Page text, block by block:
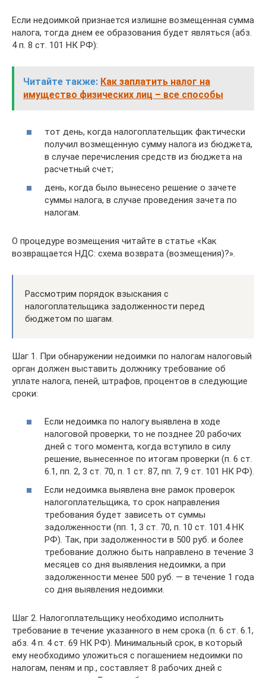
Если недоимкой признается излишне возмещенная сумма
налога, тогда днем ее образования будет являться (абз.
4 п. 8 ст. 101 НК РФ):
Читайте также: Как заплатить налог на
имущество физических лиц – все способы
тот день, когда налогоплательщик фактически
получил возмещенную сумму налога из бюджета,
в случае перечисления средств из бюджета на
расчетный счет;
день, когда было вынесено решение о зачете
суммы налога, в случае проведения зачета по
налогам.
О процедуре возмещения читайте в статье «Как
возвращается НДС: схема возврата (возмещения)?».
Рассмотрим порядок взыскания с
налогоплательщика задолженности перед
бюджетом по шагам.
Шаг 1. При обнаружении недоимки по налогам налоговый
орган должен выставить должнику требование об
уплате налога, пеней, штрафов, процентов в следующие
сроки:
Если недоимка по налогу выявлена в ходе
налоговой проверки, то не позднее 20 рабочих
дней с того момента, когда вступило в силу
решение, вынесенное по итогам проверки (п. 6 ст.
6.1, пп. 2, 3 ст. 70, п. 1 ст. 87, пп. 7, 9 ст. 101 НК РФ).
Если недоимка выявлена вне рамок проверок
налогоплательщика, то срок направления
требования будет зависеть от суммы
задолженности (пп. 1, 3 ст. 70, п. 10 ст. 101.4 НК
РФ). Так, при задолженности в 500 руб. и более
требование должно быть направлено в течение 3
месяцев со дня выявления недоимки, а при
задолженности менее 500 руб. — в течение 1 года
со дня выявления недоимки.
Шаг 2. Налогоплательщику необходимо исполнить
требование в течение указанного в нем срока (п. 6 ст. 6.1,
абз. 4 п. 4 ст. 69 НК РФ). Минимальный срок, в который
ему необходимо уложиться с погашением недоимки по
налогам, пеням и пр., составляет 8 рабочих дней с